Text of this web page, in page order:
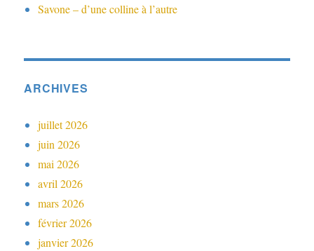
Savone – d’une colline à l’autre
ARCHIVES
juillet 2026
juin 2026
mai 2026
avril 2026
mars 2026
février 2026
janvier 2026